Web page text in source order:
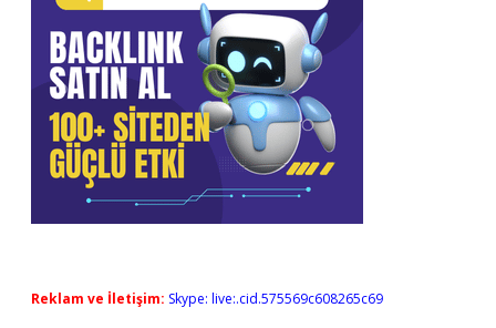
Reklam ve İletişim: Skype: live:.cid.575569c608265c69